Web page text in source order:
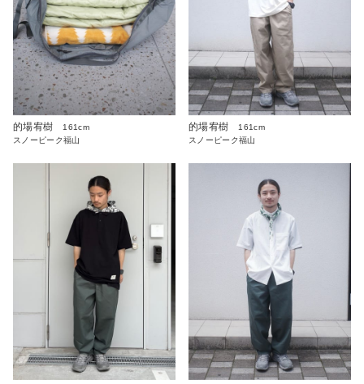
的場宥樹
161cm
スノーピーク福山
的場宥樹
161cm
スノーピーク福山